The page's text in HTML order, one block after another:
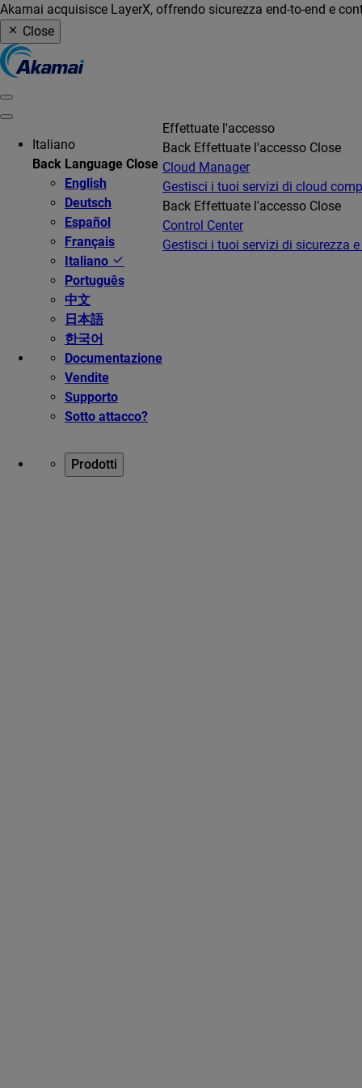
Akamai acquisisce LayerX, offrendo sicurezza end-to-end e
Close
Italiano
Back Language Close
English
Deutsch
Español
Français
Italiano
Português
中文
日本語
한국어
Documentazione
Vendite
Supporto
Sotto attacco?
Effettuate l'accesso
Back Effettuate l'accesso Close
Cloud Manager
Gestisci i tuoi servizi di cloud
Back Effettuate l'accesso Close
Control Center
Gestisci i tuoi servizi di sicurezza
Prodotti